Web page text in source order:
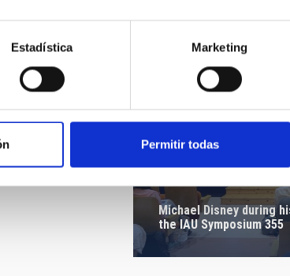
Estadística Marketing
Permitir todas
and
Michael Disney during
the IAU Symposium 355